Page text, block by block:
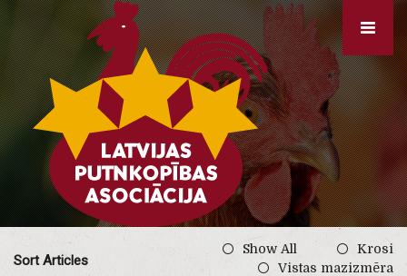
Sort Articles
Show All
Krosi
Vistas mazizmēra